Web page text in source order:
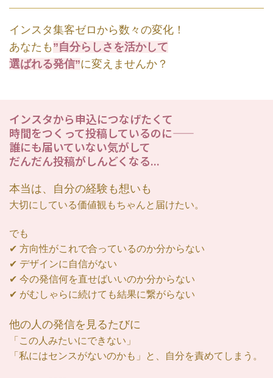
インスタ集客ゼロから数々の変化！
あなたも ”自分らしさを活かして
選ばれる発信”に変えませんか？
インスタから申込につなげたくて
時間をつくって投稿しているのに――
誰にも届いていない気がして
だんだん投稿がしんどくなる...
本当は、自分の経験も想いも
大切にしている価値観もちゃんと届けたい。
でも
✔︎ 方向性がこれで合っているのか分からない
✔︎ デザインに自信がない
✔︎ 今の発信何を直せばいいのか分からない
✔︎ がむしゃらに続けても結果に繋がらない
他の人の発信を見るたびに
「この人みたいにできない」
「私にはセンスがないのかも」と、自分を責めてしまう。